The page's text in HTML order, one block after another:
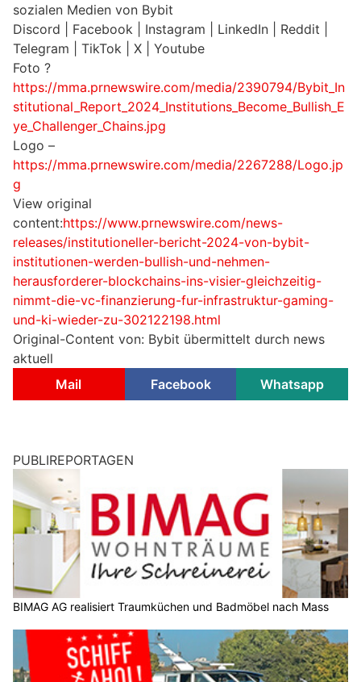
sozialen Medien von Bybit
Discord | Facebook | Instagram | LinkedIn | Reddit |
Telegram | TikTok | X | Youtube
Foto ?
https://mma.prnewswire.com/media/2390794/Bybit_In
stitutional_Report_2024_Institutions_Become_Bullish_E
ye_Challenger_Chains.jpg
Logo –
https://mma.prnewswire.com/media/2267288/Logo.jp
g
View original
content:https://www.prnewswire.com/news-
releases/institutioneller-bericht-2024-von-bybit-
institutionen-werden-bullish-und-nehmen-
herausforderer-blockchains-ins-visier-gleichzeitig-
nimmt-die-vc-finanzierung-fur-infrastruktur-gaming-
und-ki-wieder-zu-302122198.html
Original-Content von: Bybit übermittelt durch news
aktuell
Mail
Facebook Whatsapp
PUBLIREPORTAGEN
BIMAG AG realisiert Traumküchen und Badmöbel nach Mass